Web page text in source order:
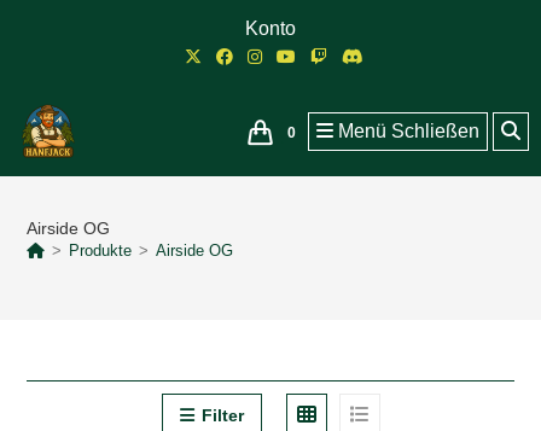
Konto
0 Menü Schließen
Airside OG
> Produkte > Airside OG
Filter